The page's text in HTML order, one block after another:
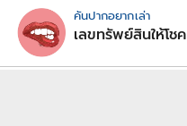
คันปากอยากเล่า
เลขทรัพย์สินให้โชค